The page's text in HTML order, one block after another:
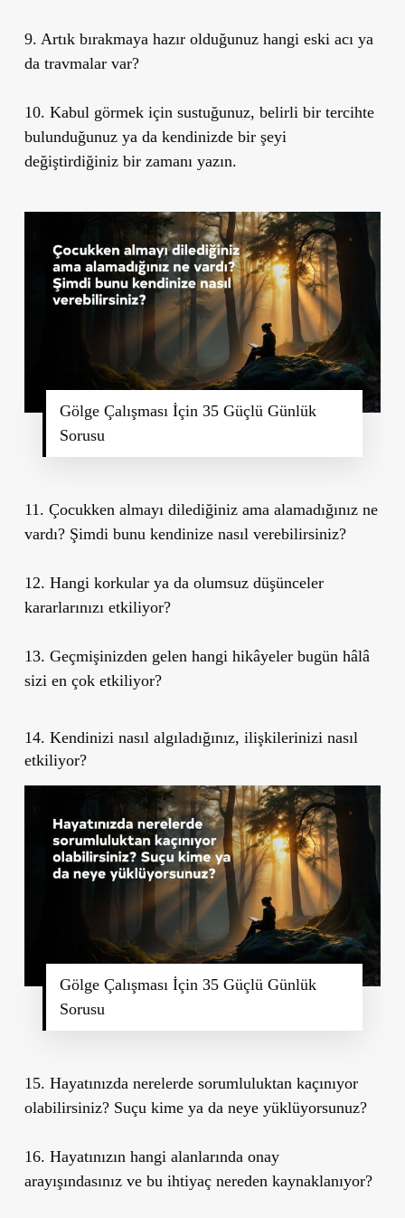
9. Artık bırakmaya hazır olduğunuz hangi eski acı ya
da travmalar var?
10. Kabul görmek için sustuğunuz, belirli bir tercihte
bulunduğunuz ya da kendinizde bir şeyi
değiştirdiğiniz bir zamanı yazın.
Gölge Çalışması İçin 35 Güçlü Günlük
Sorusu
11. Çocukken almayı dilediğiniz ama alamadığınız ne
vardı? Şimdi bunu kendinize nasıl verebilirsiniz?
12. Hangi korkular ya da olumsuz düşünceler
kararlarınızı etkiliyor?
13. Geçmişinizden gelen hangi hikâyeler bugün hâlâ
sizi en çok etkiliyor?
14. Kendinizi nasıl algıladığınız, ilişkilerinizi nasıl
etkiliyor?
Gölge Çalışması İçin 35 Güçlü Günlük
Sorusu
15. Hayatınızda nerelerde sorumluluktan kaçınıyor
olabilirsiniz? Suçu kime ya da neye yüklüyorsunuz?
16. Hayatınızın hangi alanlarında onay
arayışındasınız ve bu ihtiyaç nereden kaynaklanıyor?